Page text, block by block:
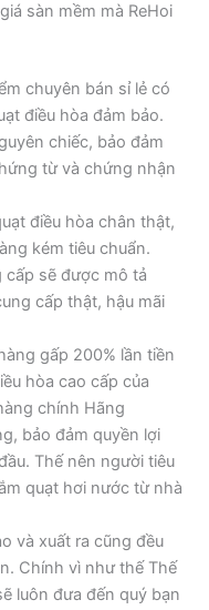
sàn mềm mà ReHoi
chuyên bán sỉ lẻ có
điều hòa đảm bảo.
chiếc, bảo đảm
từ và chứng nhận
điều hòa chân thật,
kém tiêu chuẩn.
cấp sẽ được mô tả
cấp thật, hậu mãi
gấp 200% lần tiền
hòa cao cấp của
chính Hãng
bảo đảm quyền lợi
Thế nên người tiêu
quạt hơi nước từ nhà
và xuất ra cũng đều
Chính vì như thế Thế
luôn đưa đến quý bạn